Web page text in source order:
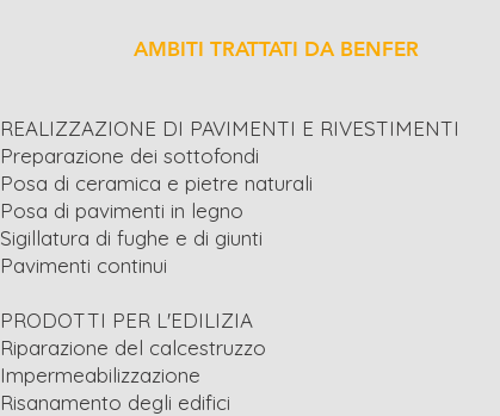
AMBITI TRATTATI DA BENFER
REALIZZAZIONE DI PAVIMENTI E RIVESTIMENTI​
Preparazione dei sottofondi
Posa di ceramica e pietre naturali
Posa di pavimenti in legno
Sigillatura di fughe e di giunti
Pavimenti continui
PRODOTTI PER L'EDILIZIA
Riparazione del calcestruzzo
Impermeabilizzazione
Risanamento degli edifici